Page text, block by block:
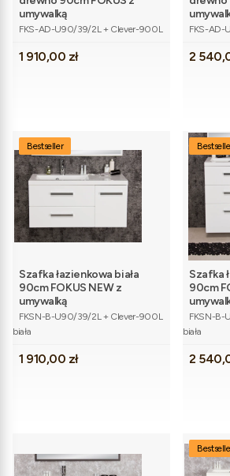
umywalką
Kod produktu
FKS-AD-U90/39/2L + Clever-900L
Cena
1 910,00 zł
Kod
FKS-AD-
Cena
2
Bestseller
Szafka łazienkowa biała
90cm FOKUS NEW z
umywalką
Kod produktu
FKSN-B-U90/39/2L + Clever-900L
biała
Cena
1 910,00 zł
Szafka
90cm
Kod
FKSN-B-
biała
Cena
2